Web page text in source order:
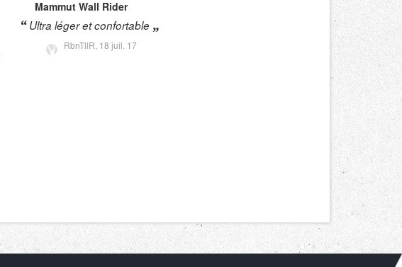
Mammut Wall Rider
Ultra léger et confortable
RbnTllR, 18 juil. 17